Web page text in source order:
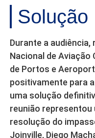
Solução
Durante a
Nacional de Aviação
de Portos e
positivamente para
uma solução
reunião representou
resolução do
Joinville, Diego